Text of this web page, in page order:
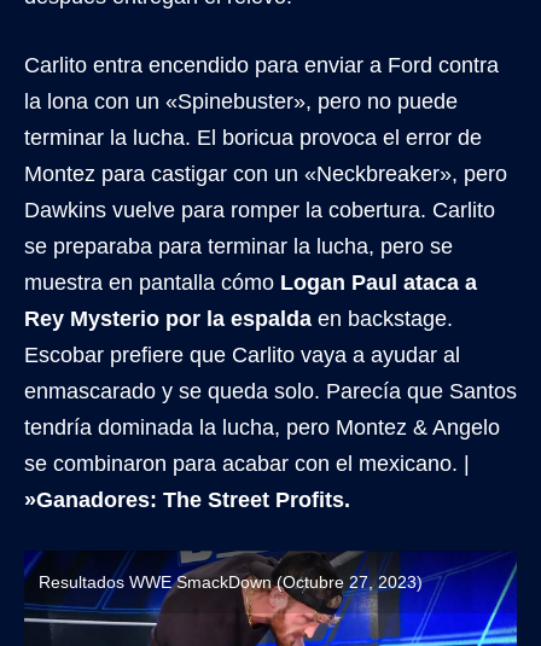
Carlito entra encendido para enviar a Ford contra
la lona con un «Spinebuster», pero no puede
terminar la lucha. El boricua provoca el error de
Montez para castigar con un «Neckbreaker», pero
Dawkins vuelve para romper la cobertura. Carlito
se preparaba para terminar la lucha, pero se
muestra en pantalla cómo Logan Paul ataca a
Rey Mysterio por la espalda en backstage.
Escobar prefiere que Carlito vaya a ayudar al
enmascarado y se queda solo. Parecía que Santos
tendría dominada la lucha, pero Montez & Angelo
se combinaron para acabar con el mexicano. |
»Ganadores: The Street Profits.
Resultados WWE SmackDown (Octubre 27, 2023)